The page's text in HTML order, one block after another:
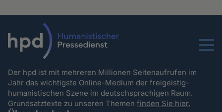
Menu
Der hpd ist mit mehreren Millionen Seitenaufrufen im
Jahr das wichtigste Online-Medium der freigeistig-
humanistischen Szene im deutschsprachigen Raum.
Grundsatztexte zu unseren Themenfinden Sie hier.